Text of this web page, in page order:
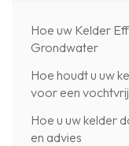
Hoe uw Kelder
Grondwater
Hoe houdt u uw
voor een
Hoe u uw kelder
en advies